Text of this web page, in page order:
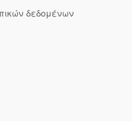
δεδομένων